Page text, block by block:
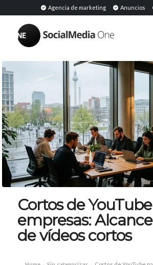
Agencia de marketing Anuncios
Cortos de
empresas:
de vídeos cortos